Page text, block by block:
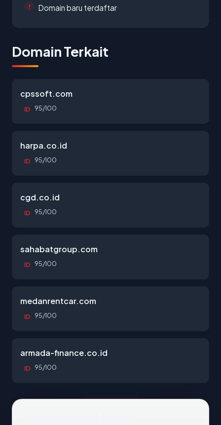
Domain baru terdaftar
Domain Terkait
cpssoft.com
ID 95/100
harpa.co.id
ID 95/100
cgd.co.id
ID 95/100
sahabatgroup.com
ID 95/100
medanrentcar.com
ID 95/100
armada-finance.co.id
ID 95/100